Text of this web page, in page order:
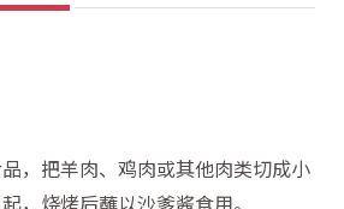
，把羊肉、鸡肉或其他肉类切成小